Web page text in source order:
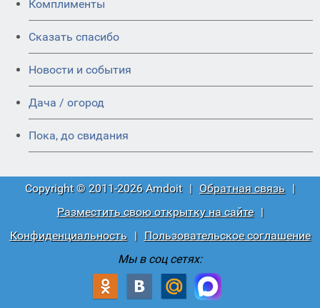
Комплименты
Сказать спасибо
Новости и события
Дача / огород
Пока, до свидания
Copyright © 2011-2026 Amdoit | Обратная связь |
Разместить свою открытку на сайте
|
Конфиденциальность
|
Пользовательское соглашение
Мы в соц сетях: